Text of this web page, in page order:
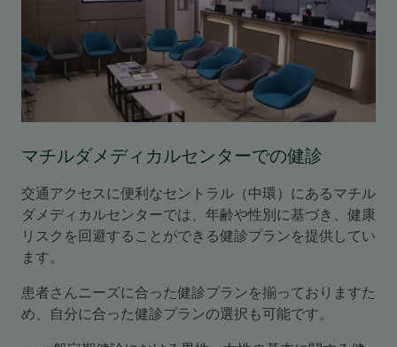
マチルダメディカルセンターでの健診
交通アクセスに便利なセントラル （中環）にあるマチル
ダメディカルセンターでは、年齢や性別に基づき、健康
リスクを回避することができる健診プランを提供してい
ます。
患者さんニーズに合った健診プランを揃っておりますた
め、自分に合った健診プランの選択も可能です。